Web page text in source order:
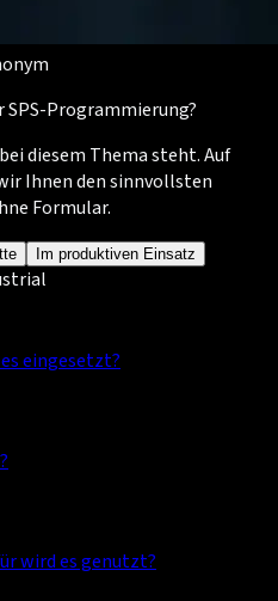
Programmierung?
diesem Thema steht. Auf
Ihnen den sinnvollsten
Formular.
Im produktiven Einsatz
eingesetzt?
wird es genutzt?